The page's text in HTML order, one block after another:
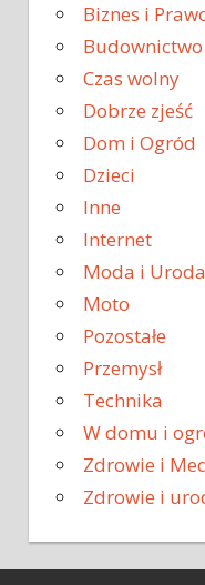
Biznes i
Budownictwo
Czas wolny
Dobrze zjeść
Dom i Ogród
Dzieci
Inne
Internet
Moda i Uroda
Moto
Pozostałe
Przemysł
Technika
W domu i
Zdrowie i
Zdrowie i